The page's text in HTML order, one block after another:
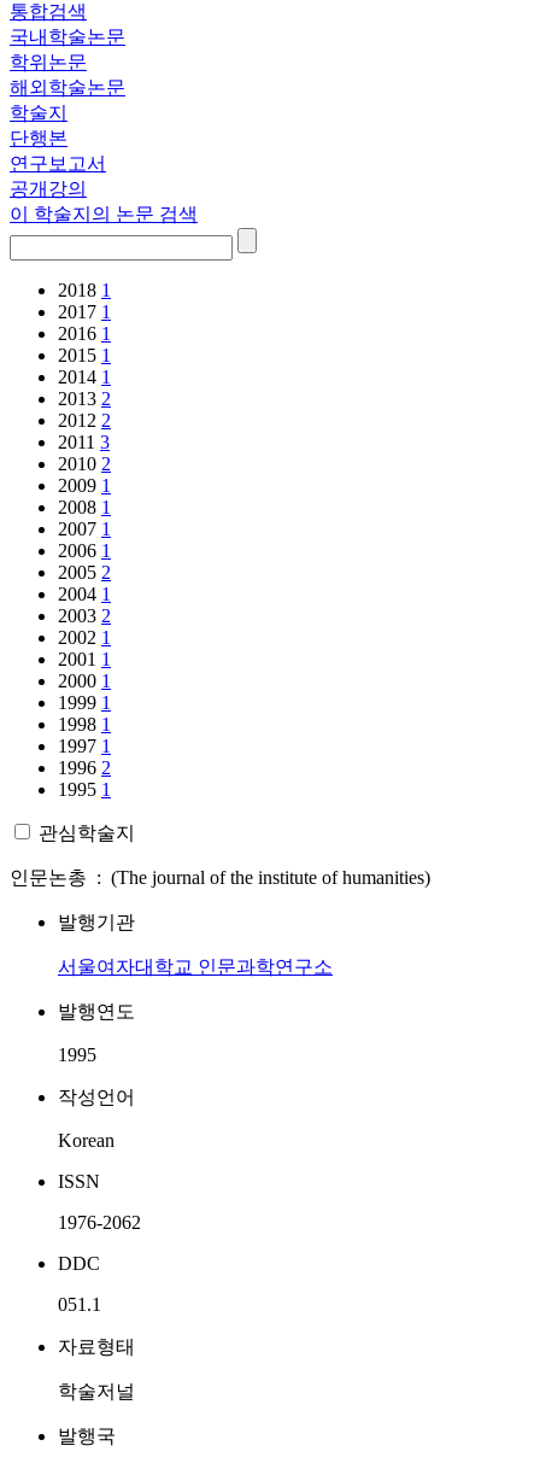
통합검색
국내학술논문
학위논문
해외학술논문
학술지
단행본
연구보고서
공개강의
이 학술지의 논문 검색
2018 1
2017 1
2016 1
2015 1
2014 1
2013 2
2012 2
2011 3
2010 2
2009 1
2008 1
2007 1
2006 1
2005 2
2004 1
2003 2
2002 1
2001 1
2000 1
1999 1
1998 1
1997 1
1996 2
1995 1
관심학술지
인문논총 : (The journal of the institute of humanities)
발행기관
서울여자대학교 인문과학연구소
발행연도
1995
작성언어
Korean
ISSN
1976-2062
DDC
051.1
자료형태
학술저널
발행국